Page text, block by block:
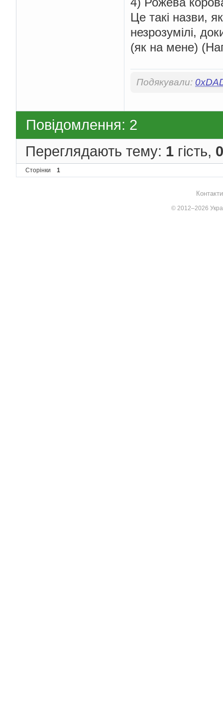
Це такі назви,
незрозумілі,
(як на мене)
Подякували:
Повідомлення: 2
Переглядають тему: 1 гість, 0
Сторінки 1
© 2012–2026